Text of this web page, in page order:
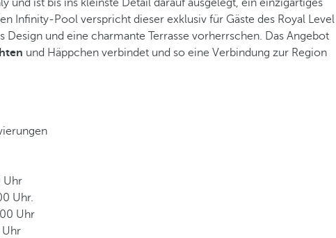
und ist bis ins kleinste Detail darauf ausgelegt, ein einzigartiges
Infinity-Pool verspricht dieser exklusiv für Gäste des Royal Level
und eine charmante Terrasse vorherrschen. Das Angebot
und Häppchen verbindet und so eine Verbindung zur Region
Uhr
Uhr.
Uhr
Uhr